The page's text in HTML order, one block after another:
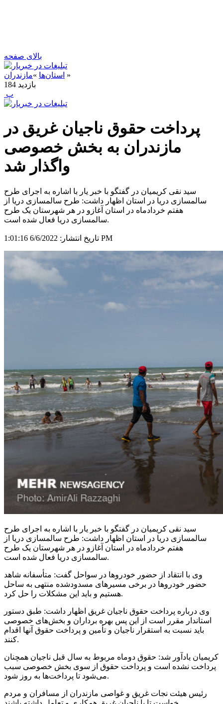
بالای صفحه
استان‌ها »مازندران
»
184 بازدید
‍ پ
پرداخت حقوق ناجیان غریق در
مازندران به بخش خصوصی
واگذار شد
سید نقی کریمیان در گفتگو با خبر یار با اشاره به اجرای طرح
سالمسازی دریا در استان اظهار داشت: طرح سالمسازی دریا از
هفتم خردادماه در استان آغازو در هر شهرستان یک طرح
سالمسازی دریا فعال شده است.
تاریخ انتشار: 6/6/2022 1:01:16 PM
سید نقی کریمیان در گفتگو با خبر یار با اشاره به اجرای طرح
سالمسازی دریا در استان اظهار داشت: طرح سالمسازی دریا از
هفتم خردادماه در استان آغازو در هر شهرستان یک طرح
سالمسازیدریا فعال شده است.
وی با انتقاد از حضور خودروها در سواحل گفت: متأسفانه شاهد
حضور خودروها در برخی مسیرهای مسدودشده منتهی به ساحل
هستیم و باید این مشکلات را حل کرد.
وی درباره پرداخت حقوق ناجیان غریق اظهار داشت: طبق دستور
استاندار مقرر است از این پس بهره برداران و بخش‌های خصوصی
باید نسبت به استقرار ناجیان و تأمین و پرداخت حقوق آنها اقدام
کنند.
کریمیان یادآور شد: حقوق دوماه مربوط به سال قبل ناجیان همچنان
پرداخت نشده است و پرداخت حقوق از سوی بخش خصوصی سبب
می‌شود تا پرداخت‌ها به روز شود.
رئیس هیئت نجات غریق و غواصی مازندران از مسافران و مردم